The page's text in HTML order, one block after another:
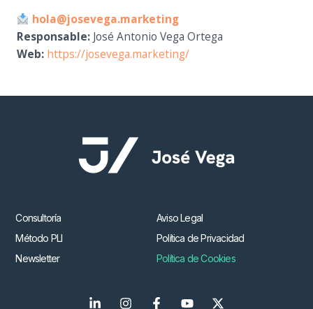
hola@josevega.marketing
Responsable:José Antonio Vega Ortega
Web: https://josevega.marketing/
Consultoría
Método PLI
Newsletter
Aviso Legal
Política de Privacidad
Política de Cookies
L I F Y X